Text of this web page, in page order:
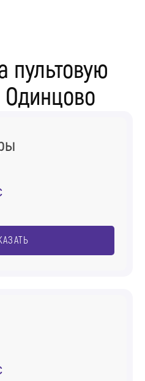
Одинцово